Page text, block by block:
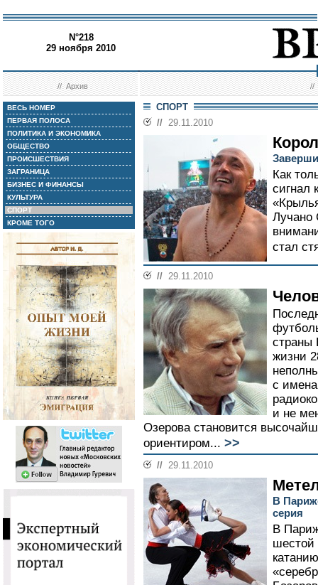
N°218
29 ноября 2010
//Архив //
ВЕСЬ НОМЕР
ПЕРВАЯ ПОЛОСА
ПОЛИТИКА И ЭКОНОМИКА
ОБЩЕСТВО
ПРОИСШЕСТВИЯ
ЗАГРАНИЦА
БИЗНЕС И ФИНАНСЫ
КУЛЬТУРА
СПОРТ
КРОМЕ ТОГО
СПОРТ
// 29.11.2010
Как
сигнал
Лучано
стал
// 29.11.2010
страны
жизни
с
и не
Озерова становится
ориентиром... >>
// 29.11.2010
В
серия
В
шестой